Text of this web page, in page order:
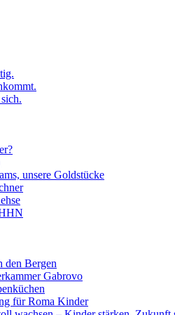
unsere Goldstücke
den Bergen
Gabrovo
für Roma Kinder